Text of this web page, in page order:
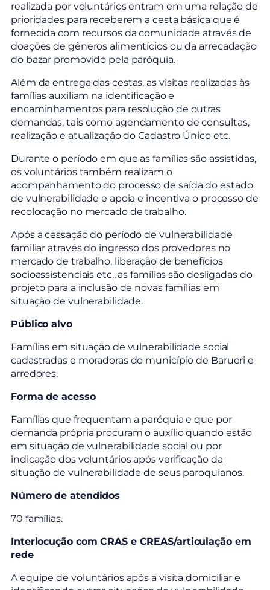
realizada por voluntários entram em uma relação de
prioridades para receberem a cesta básica que é
fornecida com recursos da comunidade através de
doações de gêneros alimentícios ou da arrecadação
do bazar promovido pela paróquia.
Além da entrega das cestas, as visitas realizadas às
famílias auxiliam na identificação e
encaminhamentos para resolução de outras
demandas, tais como agendamento de consultas,
realização e atualização do Cadastro Único etc.
Durante o período em que as famílias são assistidas,
os voluntários também realizam o
acompanhamento do processo de saída do estado
de vulnerabilidade e apoia e incentiva o processo de
recolocação no mercado de trabalho.
Após a cessação do período de vulnerabilidade
familiar através do ingresso dos provedores no
mercado de trabalho, liberação de benefícios
socioassistenciais etc., as famílias são desligadas do
projeto para a inclusão de novas famílias em
situação de vulnerabilidade.
Público alvo
Famílias em situação de vulnerabilidade social
cadastradas e moradoras do município de Barueri e
arredores.
Forma de acesso
Famílias que frequentam a paróquia e que por
demanda própria procuram o auxílio quando estão
em situação de vulnerabilidade social ou por
indicação dos voluntários após verificação da
situação de vulnerabilidade de seus paroquianos.
Número de atendidos
70 famílias.
Interlocução com CRAS e CREAS/articulação em
rede
A equipe de voluntários após a visita domiciliar e